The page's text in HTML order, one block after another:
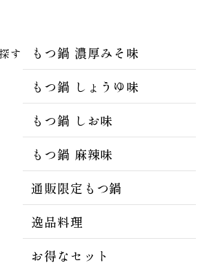
す
もつ鍋 濃厚みそ味
もつ鍋 しょうゆ味
もつ鍋 しお味
もつ鍋 麻辣味
通販限定もつ鍋
逸品料理
お得なセット